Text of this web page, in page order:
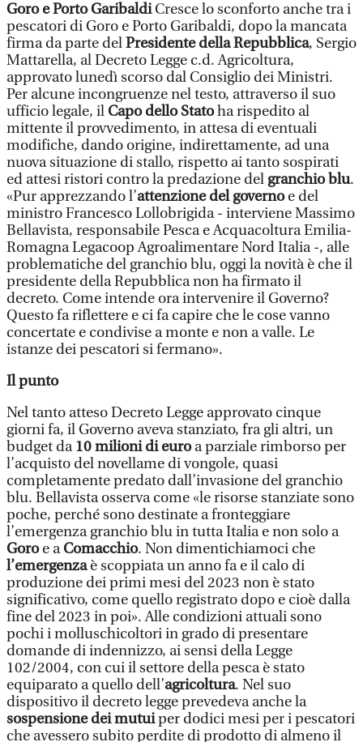
Goro e Porto GaribaldiCresce lo sconforto anche tra i
pescatori di Goro e Porto Garibaldi, dopo la mancata
firma da parte delPresidente della Repubblica, Sergio
Mattarella, al Decreto Legge c.d. Agricoltura,
approvato lunedì scorso dal Consiglio dei Ministri.
Per alcune incongruenze nel testo, attraverso il suo
ufficio legale, il Capo dello Statoha rispedito al
mittente il provvedimento, in attesa di eventuali
modifiche, dando origine, indirettamente, ad una
nuova situazione di stallo, rispetto ai tanto sospirati
ed attesi ristori contro la predazione del granchio blu.
«Pur apprezzando l’attenzione del governoe del
ministro Francesco Lollobrigida - interviene Massimo
Bellavista, responsabile Pesca e Acquacoltura Emilia-
Romagna Legacoop Agroalimentare Nord Italia -, alle
problematiche del granchio blu, oggi la novità è che il
presidente della Repubblica non ha firmato il
decreto. Come intende ora intervenire il Governo?
Questo fa riflettere e ci fa capire che le cose vanno
concertate e condivise a monte e non a valle. Le
istanze dei pescatori si fermano».
Il punto
Nel tanto atteso Decreto Legge approvato cinque
giorni fa, il Governo aveva stanziato, fra gli altri, un
budget da10 milioni di euroa parziale rimborso per
l’acquisto del novellame di vongole, quasi
completamente predato dall’invasione del granchio
blu. Bellavista osserva come «le risorse stanziate sono
poche, perché sono destinate a fronteggiare
l’emergenza granchio blu in tutta Italia e non solo a
Goroe aComacchio. Non dimentichiamoci che
l’emergenzaè scoppiata un anno fa e il calo di
produzione dei primi mesi del 2023 non è stato
significativo, come quello registrato dopo e cioè dalla
fine del 2023 in poi». Alle condizioni attuali sono
pochi i molluschicoltori in grado di presentare
domande di indennizzo, ai sensi della Legge
102/2004, con cui il settore della pesca è stato
equiparato a quello dell’agricoltura. Nel suo
dispositivo il decreto legge prevedeva anche la
sospensione dei mutuiper dodici mesi per i pescatori
che avessero subito perdite di prodotto di almeno il